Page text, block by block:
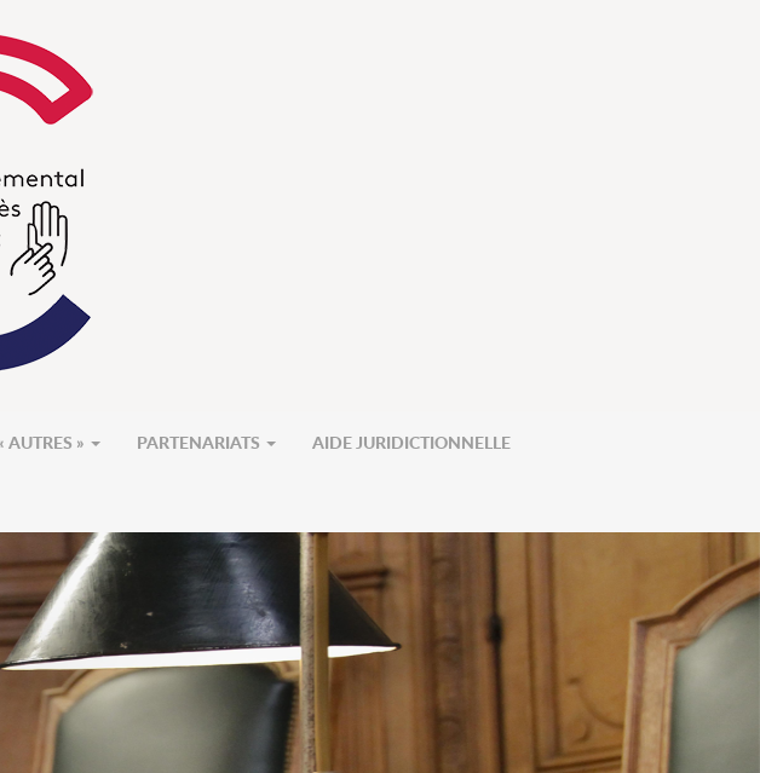
AUTRES » PARTENARIATS AIDE JURIDICTIONNELLE